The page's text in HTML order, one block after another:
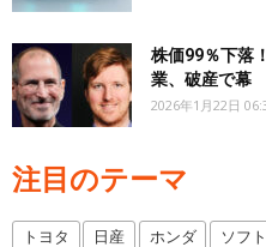
株価99％下落
業、破産で幕
2026年1月22日
注目のテーマ
トヨタ 日産 ホンダ ソフ